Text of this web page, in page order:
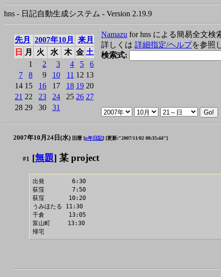
hns - 日記自動生成システム - Version 2.19.9
先月 2007年10月
来月
日
月 火 水 木 金 土
1
2 3 4 5
6
7
8 9 10 11 12 13
14 15 16 17 18 19 20
21 22 23 24 25 26 27
28 29 30 31
Namazu for hns による簡易全文検
詳しくは 詳細指定/ヘルプを参照
検索式:
2007年10月24日(水) 旧暦 [n年日記] [更新:"2007/11/02 08:35:44"]
#1 [無題] 某 project
出発        6:30
荻窪        7:50
荻窪       10:20
うみほたる 11:30
千倉       13:05
富山町     13:30